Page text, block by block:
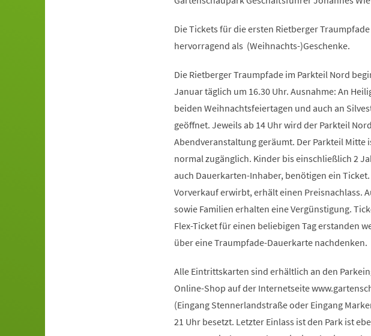
Die Tickets für die ersten Rietberger
hervorragend als (Weihnachts-)Geschenke.
Die Rietberger Traumpfade im Parkteil Nord
Januar täglich um 16.30 Uhr. Ausnahme: An
beiden Weihnachtsfeiertagen und auch an
geöffnet. Jeweils ab 14 Uhr wird der Parkteil
Abendveranstaltung geräumt. Der Parkteil
normal zugänglich. Kinder bis einschließlich 2
auch Dauerkarten-Inhaber, benötigen ein
Vorverkauf erwirbt, erhält einen Preisnachlass.
sowie Familien erhalten eine Vergünstigung.
Flex-Ticket für einen beliebigen Tag erstanden
über eine Traumpfade-Dauerkarte nachdenken.
Alle Eintrittskarten sind erhältlich an den
Online-Shop auf der Internetseite
(Eingang Stennerlandstraße oder Eingang
21 Uhr besetzt. Letzter Einlass ist den Park ist